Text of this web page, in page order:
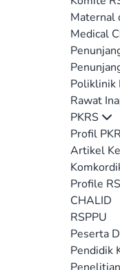
Maternal
Medical
Poliklinik
Rawat
PKRS
Profil
Artikel
Profile
CHALID
RSPPU
Peserta
Pendidik